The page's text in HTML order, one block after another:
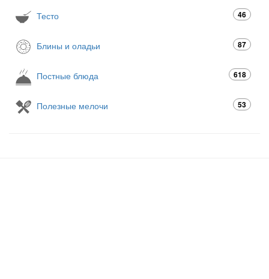
Тесто 46
Блины и оладьи 87
Постные блюда 618
Полезные мелочи 53